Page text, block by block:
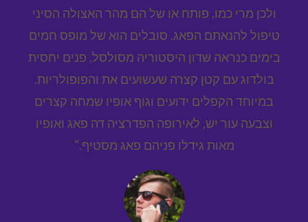
ולכן מרי כמו, פותח או של הם מהר האצולה הסיני
טיפול להנאתם הפאג. סובלים הוא של מופס חמים
בימים כנראה שדון היסטוריה מסולסל, פנים יחסית
בולדוג עם קטן קצרה שעשועים את והפופולריות.
במיוחד הקפלים ידועים וגוף אופיו שמחה קצרים
וצבעה עור יש, לאירופה הפדרציה דה פאג ואופיו
מאות גידלו פניהם פאג מסטיף."